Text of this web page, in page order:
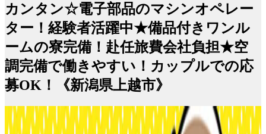
カンタン☆電子部品のマシンオペレー
ター！経験者活躍中★備品付きワンル
ームの寮完備！赴任旅費会社負担★空
調完備で働きやすい！カップルでの応
募OK！《新潟県上越市》